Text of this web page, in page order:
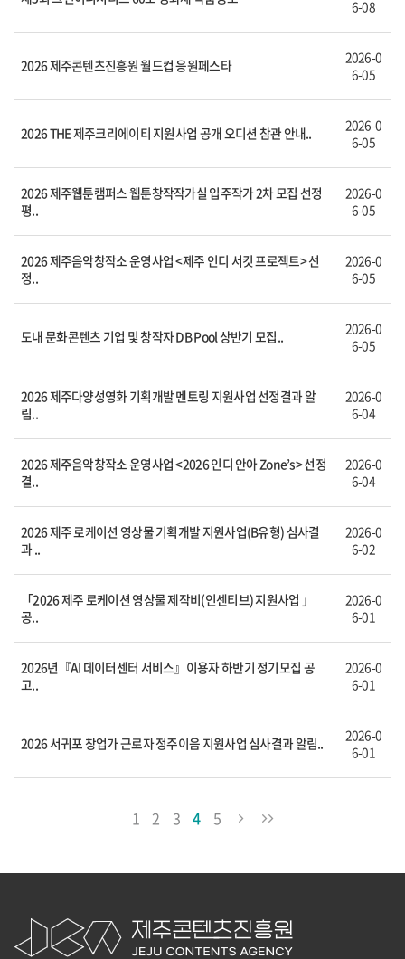
6-08
2026 제주콘텐츠진흥원 월드컵 응원페스타
2026-0
6-05
2026 THE 제주크리에이티 지원사업 공개 오디션 참관 안내..
2026-0
6-05
2026 제주웹툰캠퍼스 웹툰창작작가실 입주작가 2차 모집 선정
평..
2026-0
6-05
2026 제주음악창작소 운영사업 <제주 인디 서킷 프로젝트> 선
정..
2026-0
6-05
도내 문화콘텐츠 기업 및 창작자 DB Pool 상반기 모집..
2026-0
6-05
2026 제주다양성영화 기획개발 멘토링 지원사업 선정결과 알
림..
2026-0
6-04
2026 제주음악창작소 운영사업 <2026 인디 안아 Zone’s> 선정
결..
2026-0
6-04
2026 제주 로케이션 영상물 기획개발 지원사업(B유형) 심사결
과 ..
2026-0
6-02
「2026 제주 로케이션 영상물 제작비(인센티브) 지원사업 」
공..
2026-0
6-01
2026년『AI 데이터센터 서비스』이용자 하반기 정기모집 공
고..
2026-0
6-01
2026 서귀포 창업가 근로자 정주이음 지원사업 심사결과 알림..
2026-0
6-01
1 2 3 4 5